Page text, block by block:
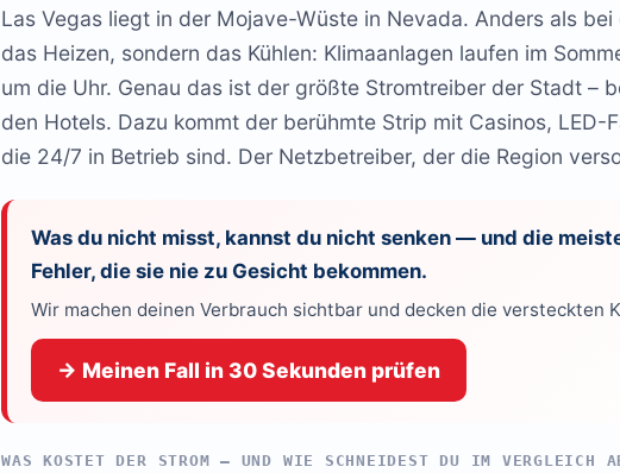
Las Vegas liegt in der Mojave-Wüste in Nevada. Anders als
das Heizen, sondern das Kühlen: Klimaanlagen laufen im
um die Uhr. Genau das ist der größte Stromtreiber der Stadt –
den Hotels. Dazu kommt der berühmte Strip mit Casinos, LED-
die 24/7 in Betrieb sind. Der Netzbetreiber, der die Region
Was du nicht misst, kannst du nicht senken — und die
Fehler, die sie nie zu Gesicht bekommen.
Wir machen deinen Verbrauch sichtbar und decken die versteckten
→ Meinen Fall in 30 Sekunden prüfen
WAS KOSTET DER STROM – UND WIE SCHNEIDEST DU IM VERGLEICH